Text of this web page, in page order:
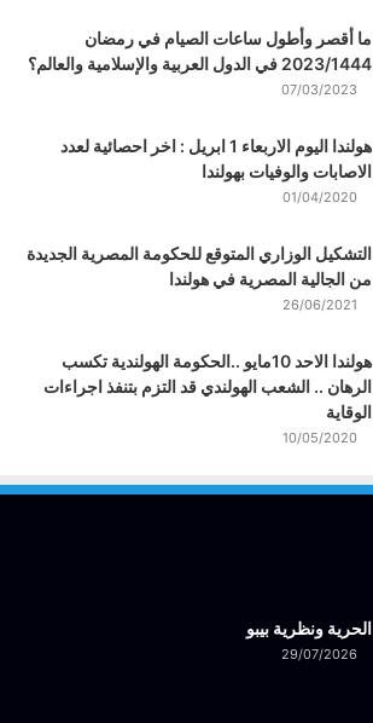
ما أقصر وأطول ساعات الصيام في رمضان
2023/1444 في الدول العربية والإسلامية والعالم؟
07/03/2023
هولندا اليوم الاربعاء 1 ابريل : اخر احصائية لعدد
الاصابات والوفيات بهولندا
01/04/2020
التشكيل الوزاري المتوقع للحكومة المصرية الجديدة
من الجالية المصرية في هولندا
26/06/2021
هولندا الاحد 10مايو ..الحكومة الهولندية تكسب
الرهان .. الشعب الهولندي قد التزم بتنفذ اجراءات
الوقاية
10/05/2020
الحرية ونظرية بيبو
29/07/2026